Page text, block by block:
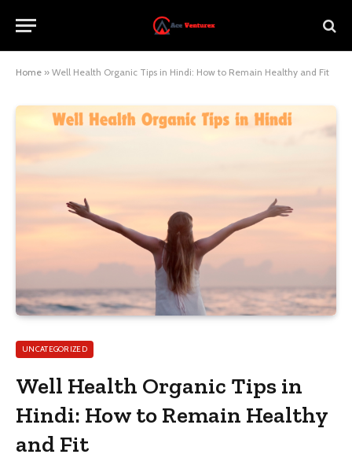
Home » Well Health Organic Tips in Hindi: How to Remain Healthy and Fit
UNCATEGORIZED
Well Health Organic Tips in
Hindi: How to Remain Healthy
and Fit